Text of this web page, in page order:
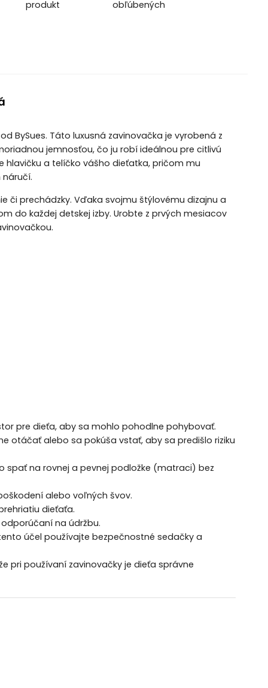
produkt
obľúbených
BySues. Táto luxusná zavinovačka je vyrobená z
jemnosťou, čo ju robí ideálnou pre citlivú
hlavičku a telíčko vášho dieťatka, pričom mu
či prechádzky. Vďaka svojmu štýlovému dizajnu a
do každej detskej izby. Urobte z prvých mesiacov
pre dieťa, aby sa mohlo pohodlne pohybovať.
otáčať alebo sa pokúša vstať, aby sa predišlo riziku
spať na rovnej a pevnej podložke (matraci) bez
alebo voľných švov.
dieťaťa.
na údržbu.
účel používajte bezpečnostné sedačky a
pri používaní zavinovačky je dieťa správne